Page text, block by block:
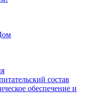
состав
обеспечение и